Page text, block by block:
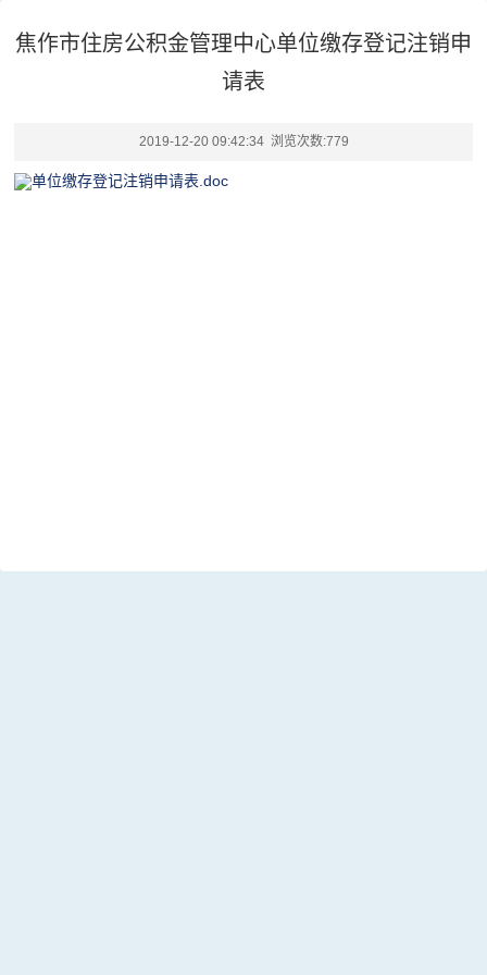
焦作市住房公积金管理中心单位缴存登记注销申
请表
2019-12-20 09:42:34 浏览次数:779
单位缴存登记注销申请表.doc